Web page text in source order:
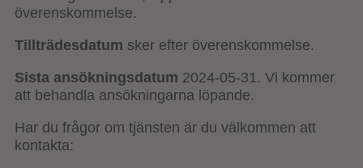
överenskommelse.
Tillträdesdatum sker efter överenskommelse.
Sista ansökningsdatum 2024-05-31. Vi kommer
att behandla ansökningarna löpande.
Har du frågor om tjänsten är du välkommen att
kontakta: